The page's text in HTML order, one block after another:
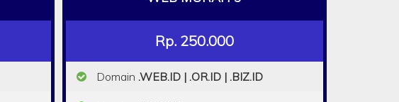
Rp. 250.000
Domain .WEB.ID | .OR.ID | .BIZ.ID